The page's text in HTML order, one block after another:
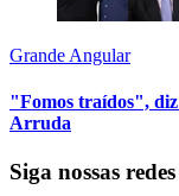
Grande Angular
"Fomos traídos",
Arruda
Siga nossas redes